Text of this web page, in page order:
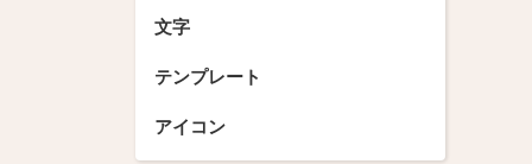
文字
テンプレート
アイコン